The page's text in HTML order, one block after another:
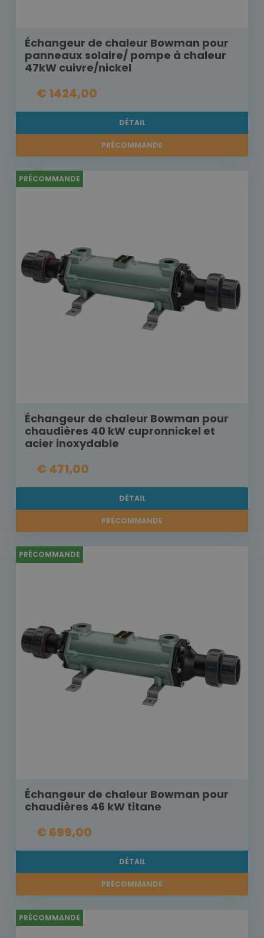
Échangeur de chaleur Bowman pour
panneaux solaire/ pompe à chaleur
47kW cuivre/nickel
€ 1424,00
DÉTAIL
PRÉCOMMANDE
PRÉCOMMANDE
Échangeur de chaleur Bowman pour
chaudières 40 kW cupronnickel et
acier inoxydable
€ 471,00
DÉTAIL
PRÉCOMMANDE
PRÉCOMMANDE
Échangeur de chaleur Bowman pour
chaudières 46 kW titane
€ 699,00
DÉTAIL
PRÉCOMMANDE
PRÉCOMMANDE